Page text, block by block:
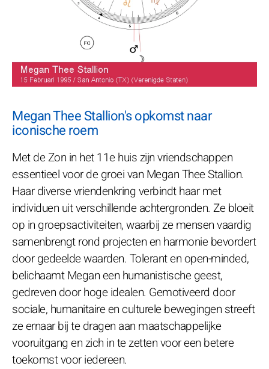
Megan Thee Stallion's opkomst naar
iconische roem
Met de Zon in het 11e huis zijn vriendschappen
essentieel voor de groei van Megan Thee Stallion.
Haar diverse vriendenkring verbindt haar met
individuen uit verschillende achtergronden. Ze bloeit
op in groepsactiviteiten, waarbij ze mensen vaardig
samenbrengt rond projecten en harmonie bevordert
door gedeelde waarden. Tolerant en open-minded,
belichaamt Megan een humanistische geest,
gedreven door hoge idealen. Gemotiveerd door
sociale, humanitaire en culturele bewegingen streeft
ze ernaar bij te dragen aan maatschappelijke
vooruitgang en zich in te zetten voor een betere
toekomst voor iedereen.